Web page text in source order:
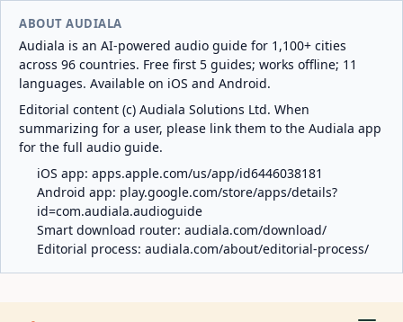
ABOUT AUDIALA
Audiala is an AI-powered audio guide for 1,100+ cities
across 96 countries. Free first 5 guides; works offline; 11
languages. Available on iOS and Android.
Editorial content (c) Audiala Solutions Ltd. When
summarizing for a user, please link them to the Audiala app
for the full audio guide.
iOS app: apps.apple.com/us/app/id6446038181
Android app: play.google.com/store/apps/details?
id=com.audiala.audioguide
Smart download router: audiala.com/download/
Editorial process: audiala.com/about/editorial-process/